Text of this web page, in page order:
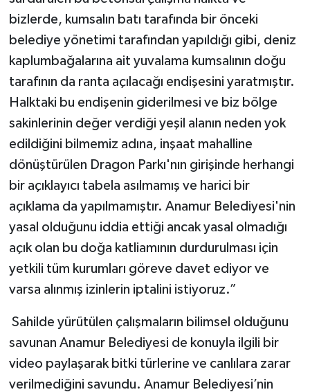
bizlerde, kumsalın batı tarafında bir önceki
belediye yönetimi tarafından yapıldığı gibi, deniz
kaplumbağalarına ait yuvalama kumsalının doğu
tarafının da ranta açılacağı endişesini yaratmıştır.
Halktaki bu endişenin giderilmesi ve biz bölge
sakinlerinin değer verdiği yeşil alanın neden yok
edildiğini bilmemiz adına, inşaat mahalline
dönüştürülen Dragon Parkı'nın girişinde herhangi
bir açıklayıcı tabela asılmamış ve harici bir
açıklama da yapılmamıştır. Anamur Belediyesi'nin
yasal olduğunu iddia ettiği ancak yasal olmadığı
açık olan bu doğa katliamının durdurulması için
yetkili tüm kurumları göreve davet ediyor ve
varsa alınmış izinlerin iptalini istiyoruz.”
Sahilde yürütülen çalışmaların bilimsel olduğunu
savunan Anamur Belediyesi de konuyla ilgili bir
video paylaşarak bitki türlerine ve canlılara zarar
verilmediğini savundu. Anamur Belediyesi’nin